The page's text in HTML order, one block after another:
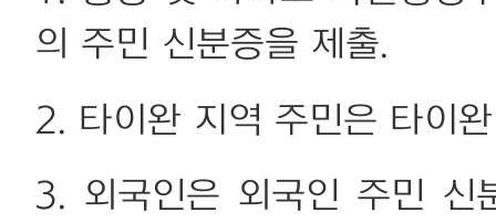
의 주민 신분증을 제출.
2. 타이완 지역 주민은 타이
3. 외국인은 외국인 주민 신